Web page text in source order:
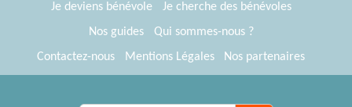
Je deviens bénévole
Je cherche des bénévoles
Nos guides
Qui sommes-nous ?
Contactez-nous
Mentions Légales
Nos partenaires